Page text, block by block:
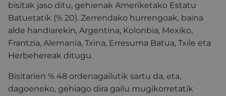
bisitak jaso ditu, gehienak Ameriketako Estatu
Batuetatik (% 20). Zerrendako hurrengoak, baina
alde handiarekin, Argentina, Kolonbia, Mexiko,
Frantzia, Alemania, Txina, Erresuma Batua, Txile eta
Herbehereak ditugu.
Bisitarien % 48 ordenagailutik sartu da, eta,
dagoeneko, gehiago dira gailu mugikorretatik